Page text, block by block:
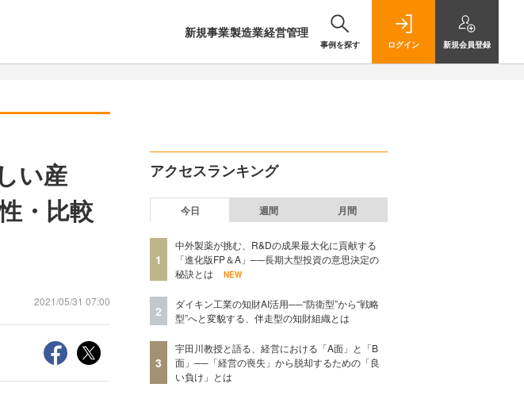
新規事業製造業経営管理
事例を探す ログイン 新規会員登録
い産
・比較
2021/05/31 07:00
アクセスランキング
今日 週間 月間
1
中外製薬が挑む、R&Dの成果最大化に貢献する
「進化版FP＆A」──長期大型投資の意思決定の
秘訣とは
NEW
2
ダイキン工業の知財AI活用──“防衛型”から“戦略
型”へと変貌する、伴走型の知財組織とは
3
宇田川教授と語る、経営における「A面」と「B
面」──「経営の喪失」から脱却するための「良
い負け」とは